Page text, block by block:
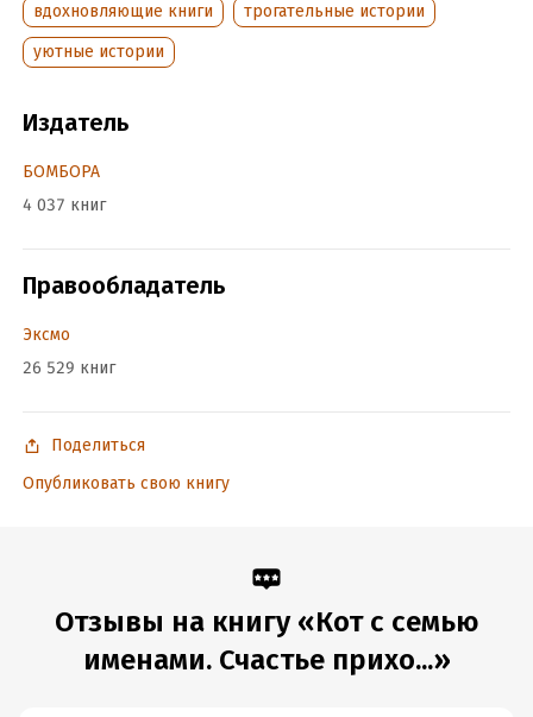
Дата поступления:20 апреля 2026
ISBN (EAN):9785042401459
Время на чтение:
вдохновляющие книги
трогательные истории
уютные истории
Издатель
БОМБОРА
4 037 книг
Правообладатель
Эксмо
26 529 книг
Поделиться
Опубликовать свою книгу
Отзывы на книгу «Кот с семью
именами. Счастье прихо...»